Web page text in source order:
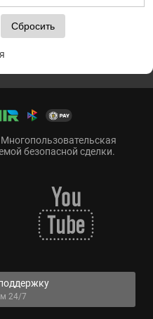
безопасной сделки.
24/7